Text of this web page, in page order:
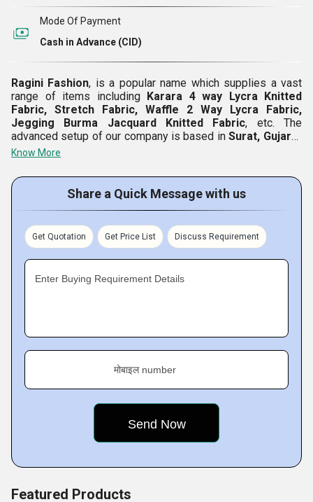
Mode Of Payment
Cash in Advance (CID)
Ragini Fashion, is a popular name which supplies a vast
range of items including
Karara 4 way Lycra Knitted
Fabric, Stretch Fabric, Waffle 2 Way Lycra Fabric,
Jegging Burma Jacquard Knitted Fabric, etc. The
advanced setup of our company is based in Surat, Gujarat
ofIndia,where all the necessary production facilities are
customers' hearts with our quality assured, durable and
affordable range of products. We have hired experts with
rich experience of the respective domain and it is their
offer the best product in exchange for customers' money
and make sure to make deliveries with the assured
timeline.
Key Facts of Ragini Fashion:
Know More
Share a Quick Message with us
Get Quotation Get Price List Discuss Requirement
Enter Buying Requirement Details
मोबाइल number
Featured Products